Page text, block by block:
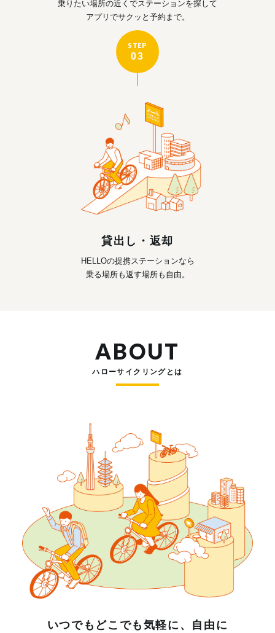
乗りたい場所の近くでステーションを探して
アプリでサクッと予約まで。
STEP
03
貸出し・返却
HELLOの提携ステーションなら
乗る場所も返す場所も自由。
ABOUT
ハローサイクリングとは
いつでもどこでも気軽に、自由に